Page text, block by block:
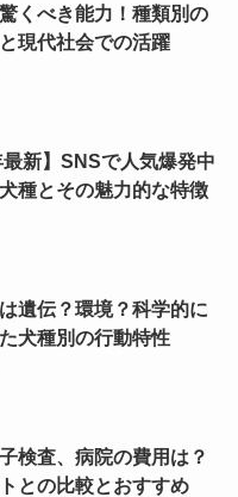
くべき能力！種類別の
現代社会での活躍
最新】SNSで人気爆発中
種とその魅力的な特徴
遺伝？環境？科学的に
犬種別の行動特性
検査、病院の費用は？
との比較とおすすめ